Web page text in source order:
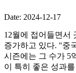
Date: 2024-12-17
12월에 접어들면서
증가하고 있다. "중
시즌에는 그 수가 5
이 특히 좋은 성과